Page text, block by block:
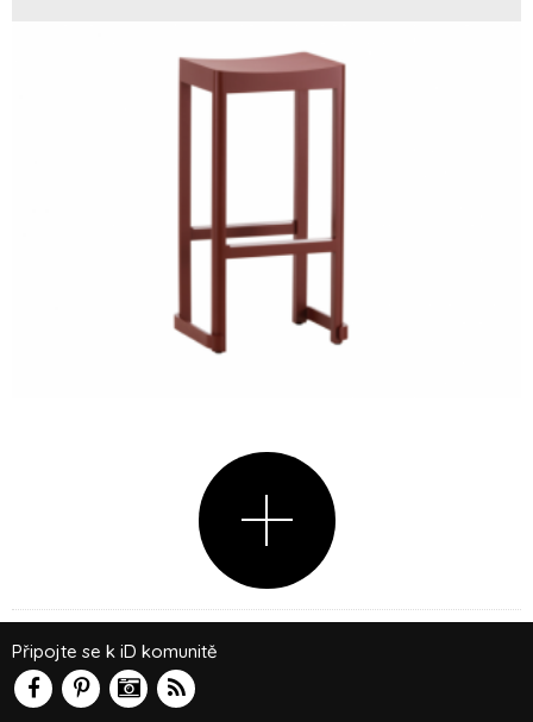
Připojte se k iD komunitě